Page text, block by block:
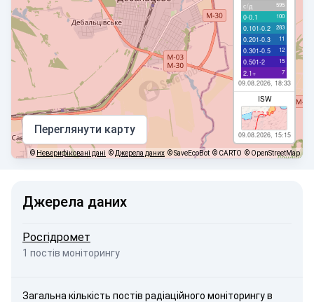
с/д 595
0-0.1 100
0.101-0.2 283
0.201-0.3 11
0.301-0.5 12
0.501-2 15
2.1+ 7
09.08.2026, 18:33
ISW
09.08.2026, 15:15
Переглянути карту
© Неверифіковані дані © Джерела даних © SaveEcoBot © CARTO © OpenStreetMap
Джерела даних
Росгідромет
1 постів моніторингу
Загальна кількість постів радіаційного моніторингу в